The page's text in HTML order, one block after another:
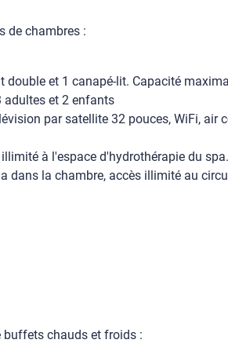
de chambres :
et 1 canapé-lit. Capacité
adultes et 2 enfants
par satellite 32 pouces, WiFi, air
à l'espace d'hydrothérapie du
la chambre, accès illimité au
buffets chauds et froids :